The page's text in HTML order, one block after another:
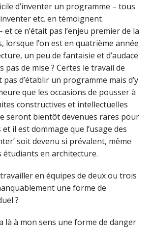
d’inventer un programme – tous
etc. en témoignent
ce n’était pas l’enjeu premier de la
lorsque l’on est en quatrième année
un peu de fantaisie et d’audace
pas de mise ? Certes le travail de
pas d’établir un programme mais d’y
que les occasions de pousser à
constructives et intellectuelles
seront bientôt devenues rares pour
il est dommage que l’usage des
soit devenu si prévalent, même
étudiants en architecture.
en équipes de deux ou trois
une forme de
?
là à mon sens une forme de danger